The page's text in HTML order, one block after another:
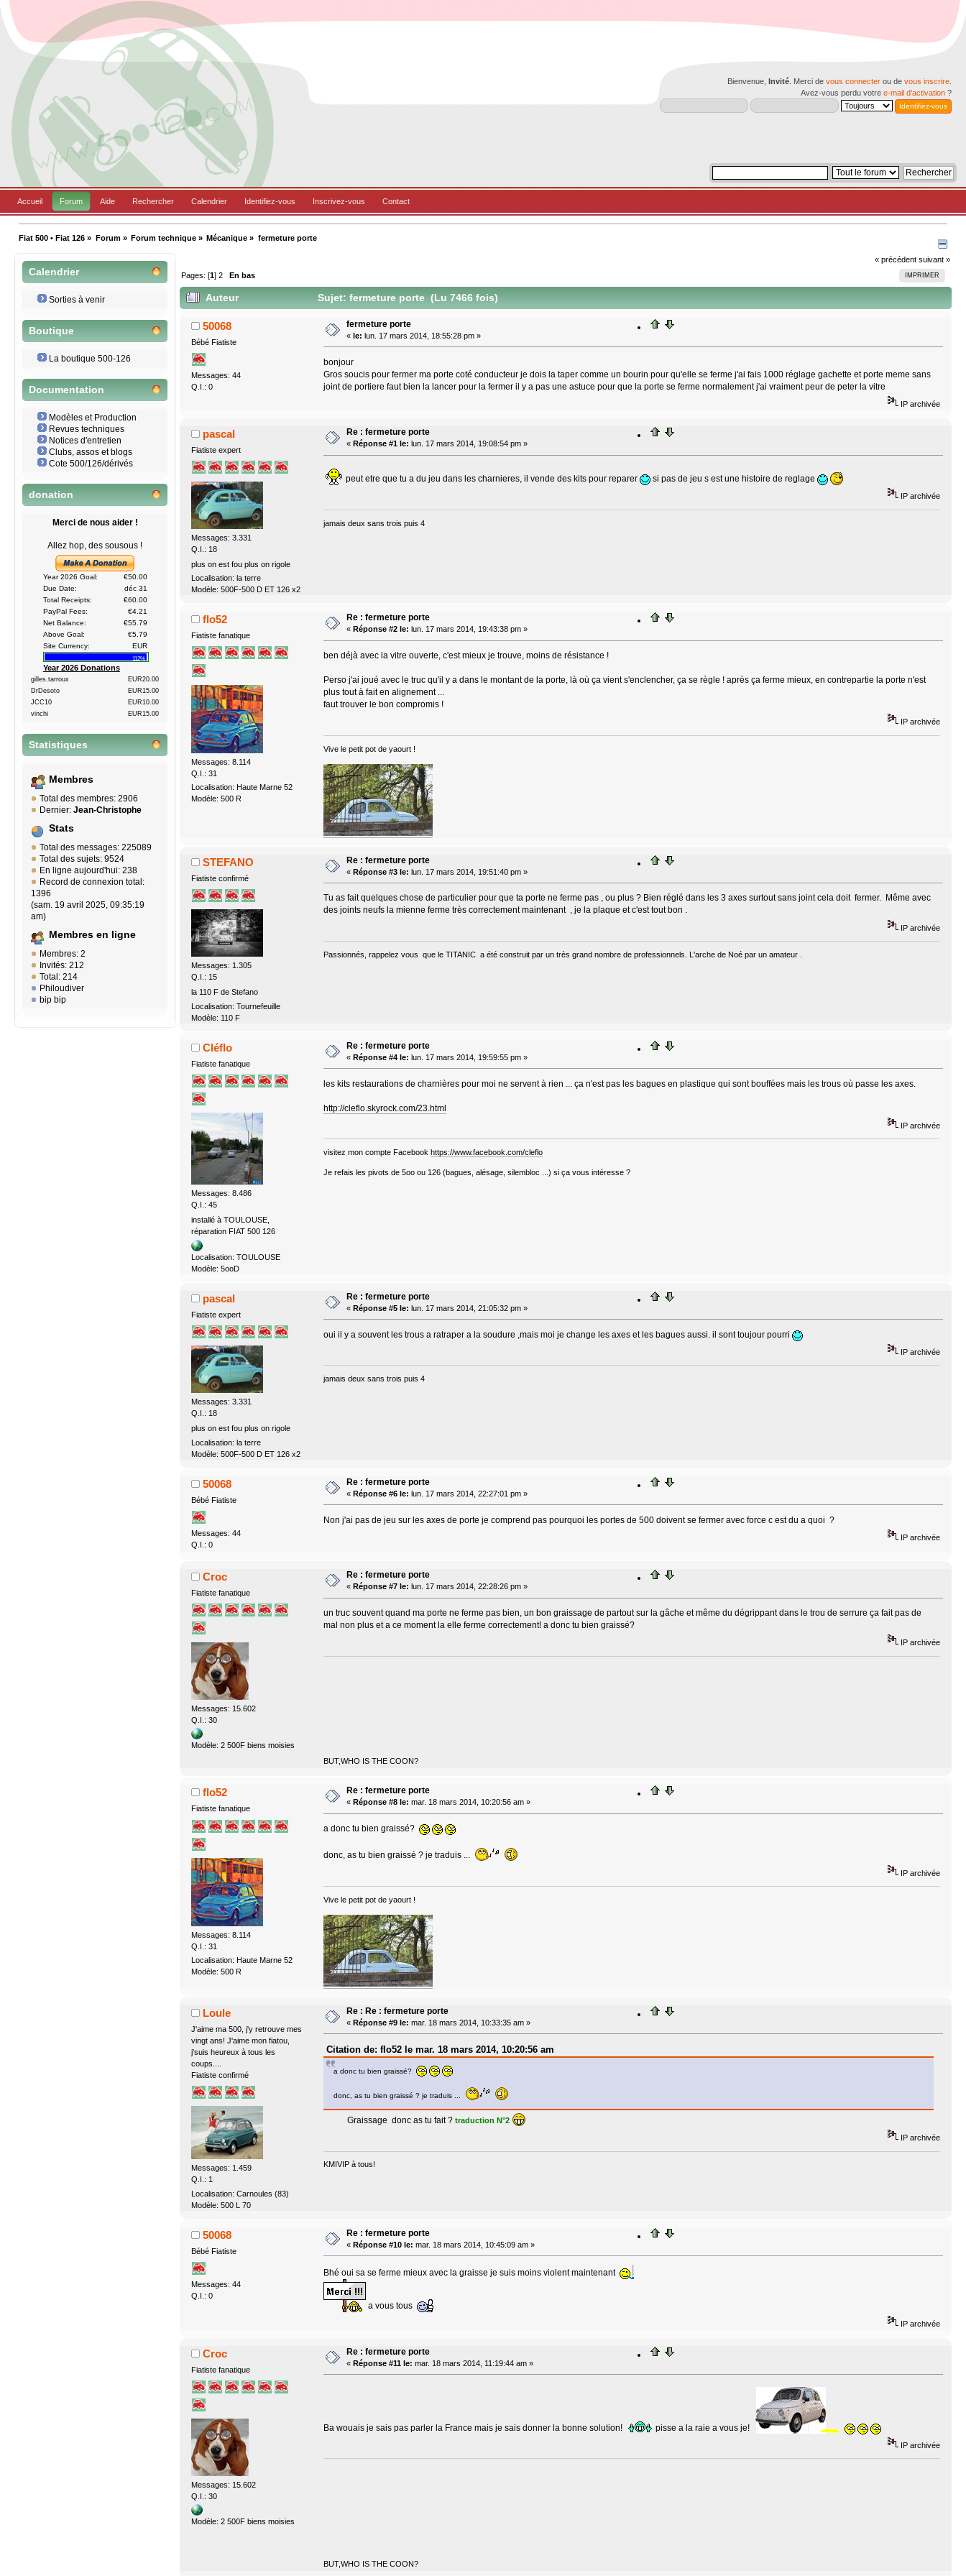
Bienvenue, Invité . Merci de vous connecter ou de vous inscrire
Avez-vous perdu votre e-mail d'activation ?
Accueil Forum Aide Rechercher Calendrier Identifiez-vous Inscrivez-vous Contact
Fiat 500 • Fiat 126 » Forum» Forum technique» Mécanique » fermeture porte
Calendrier
Sorties à venir
Boutique
La boutique 500-126
Documentation
Modèles et Production
Revues techniques
Notices d'entretien
Clubs, assos et blogs
Cote 500/126/dérivés
donation
Merci de nous aider !
Allez hop, des sousous !
Year 2026 Goal:
€50.00
Due Date:
déc 31
Total Receipts:
€60.00
PayPal Fees:
€4.21
Net Balance:
€55.79
Above Goal:
€5.79
Site Currency:
EUR
112%
Year 2026 Donations
gilles.tarroux
EUR20.00
DrDesoto
EUR15.00
JCC10
EUR10.00
vinchi
EUR15.00
Statistiques
Membres
Total des membres: 2906
Dernier: Jean-Christophe
Stats
Total des messages: 225089
Total des sujets: 9524
En ligne aujourd'hui: 238
Record de connexion total:
1396
(sam. 19 avril 2025, 09:35:19
am)
Membres en ligne
Membres: 2
Invités: 212
Total: 214
Philoudiver
bip bip
« précédent suivant »
IMPRIMER
Pages: [1]2 En bas
Auteur Sujet: fermeture porte (Lu 7466 fois)
50068
Bébé Fiatiste
Messages: 44
Q.I.: 0
fermeture porte
« le: lun. 17 mars 2014, 18:55:28 pm »
bonjour
Gros soucis pour fermer ma porte coté conducteur je dois la taper comme un bourin pour qu'elle se ferme j'ai fais 1000 réglage gachette et porte meme sans
joint de portiere faut bien la lancer pour la fermer il y a pas une astuce pour que la porte se ferme normalement j'ai vraiment peur de peter la vitre
IP archivée
pascal
Fiatiste expert
Messages: 3.331
Q.I.: 18
plus on est fou plus on rigole
Localisation: la terre
Modèle: 500F-500 D ET 126 x2
Re : fermeture porte
« Réponse #1 le: lun. 17 mars 2014, 19:08:54 pm »
peut etre que tu a du jeu dans les charnieres, il vende des kits pour reparer si pas de jeu s est une histoire de reglage
IP archivée
jamais deux sans trois puis 4
flo52
Fiatiste fanatique
Messages: 8.114
Q.I.: 31
Localisation: Haute Marne 52
Modèle: 500 R
Re : fermeture porte
« Réponse #2 le: lun. 17 mars 2014, 19:43:38 pm »
ben déjà avec la vitre ouverte, c'est mieux je trouve, moins de résistance !
Perso j'ai joué avec le truc qu'il y a dans le montant de la porte, là où ça vient s'enclencher, ça se règle ! après ça ferme mieux, en contrepartie la porte n'est
plus tout à fait en alignement ...
faut trouver le bon compromis !
IP archivée
Vive le petit pot de yaourt !
STEFANO
Fiatiste confirmé
Messages: 1.305
Q.I.: 15
la 110 F de Stefano
Localisation: Tournefeuille
Modèle: 110 F
Re : fermeture porte
« Réponse #3 le: lun. 17 mars 2014, 19:51:40 pm »
Tu as fait quelques chose de particulier pour que ta porte ne ferme pas , ou plus ? Bien réglé dans les 3 axes surtout sans joint cela doit fermer. Même avec
des joints neufs la mienne ferme très correctement maintenant , je la plaque et c'est tout bon .
IP archivée
Passionnés, rappelez vous que le TITANIC a été construit par un très grand nombre de professionnels. L'arche de Noé par un amateur .
Cléflo
Fiatiste fanatique
Messages: 8.486
Q.I.: 45
installé à TOULOUSE,
réparation FIAT 500 126
Localisation: TOULOUSE
Modèle: 5ooD
Re : fermeture porte
« Réponse #4 le: lun. 17 mars 2014, 19:59:55 pm »
les kits restaurations de charnières pour moi ne servent à rien ... ça n'est pas les bagues en plastique qui sont bouffées mais les trous où passe les axes.
http://cleflo.skyrock.com/23.html
IP archivée
visitez mon compte Facebook https://www.facebook.com/cleflo
Je refais les pivots de 5oo ou 126 (bagues, alésage, silembloc ...) si ça vous intéresse ?
pascal
Fiatiste expert
Messages: 3.331
Q.I.: 18
plus on est fou plus on rigole
Localisation: la terre
Modèle: 500F-500 D ET 126 x2
Re : fermeture porte
« Réponse #5 le: lun. 17 mars 2014, 21:05:32 pm »
oui il y a souvent les trous a ratraper a la soudure ,mais moi je change les axes et les bagues aussi. il sont toujour pourri
IP archivée
jamais deux sans trois puis 4
50068
Bébé Fiatiste
Messages: 44
Q.I.: 0
Re : fermeture porte
« Réponse #6 le: lun. 17 mars 2014, 22:27:01 pm »
Non j'ai pas de jeu sur les axes de porte je comprend pas pourquoi les portes de 500 doivent se fermer avec force c est du a quoi ?
IP archivée
Croc
Fiatiste fanatique
Messages: 15.602
Q.I.: 30
Modèle: 2 500F biens moisies
Re : fermeture porte
« Réponse #7 le: lun. 17 mars 2014, 22:28:26 pm »
un truc souvent quand ma porte ne ferme pas bien, un bon graissage de partout sur la gâche et même du dégrippant dans le trou de serrure ça fait pas de
mal non plus et a ce moment la elle ferme correctement! a donc tu bien graissé?
IP archivée
BUT,WHO IS THE COON?
flo52
Fiatiste fanatique
Messages: 8.114
Q.I.: 31
Localisation: Haute Marne 52
Modèle: 500 R
Re : fermeture porte
« Réponse #8 le: mar. 18 mars 2014, 10:20:56 am »
a donc tu bien graissé?
donc, as tu bien graissé ? je traduis ...
IP archivée
Vive le petit pot de yaourt !
Loule
J'aime ma 500, j'y retrouve mes
vingt ans! J'aime mon fiatou,
j'suis heureux à tous les
coups....
Fiatiste confirmé
Messages: 1.459
Q.I.: 1
Localisation: Carnoules (83)
Modèle: 500 L 70
Re : Re : fermeture porte
« Réponse #9 le: mar. 18 mars 2014, 10:33:35 am »
Citation de: flo52 le mar. 18 mars 2014, 10:20:56 am
a donc tu bien graissé?
donc, as tu bien graissé ? je traduis ...
Graissage donc as tu fait ? traduction N°2
IP archivée
KMIVIP à tous!
50068
Bébé Fiatiste
Messages: 44
Q.I.: 0
Re : fermeture porte
« Réponse #10 le: mar. 18 mars 2014, 10:45:09 am »
Bhé oui sa se ferme mieux avec la graisse je suis moins violent maintenant
a vous tous
IP archivée
Croc
Fiatiste fanatique
Messages: 15.602
Q.I.: 30
Modèle: 2 500F biens moisies
Re : fermeture porte
« Réponse #11 le: mar. 18 mars 2014, 11:19:44 am »
Ba wouais je sais pas parler la France mais je sais donner la bonne solution! pisse a la raie a vous je!
IP archivée
BUT,WHO IS THE COON?